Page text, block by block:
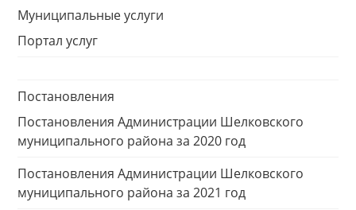
Муниципальные услуги
Портал услуг
Постановления
Постановления Администрации Шелковского
муниципального района за 2020 год
Постановления Администрации Шелковского
муниципального района за 2021 год